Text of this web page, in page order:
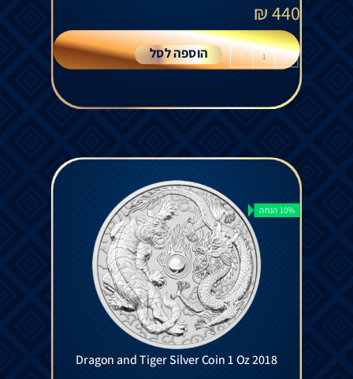
440
₪
-
+ הוספה לסל
10% הנחה
Dragon and Tiger Silver Coin 1 Oz 2018